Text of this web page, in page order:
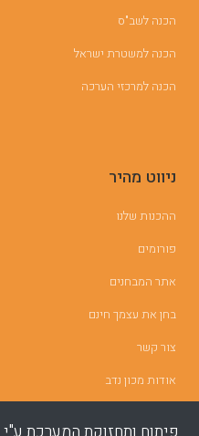
הכנה לשב"ס
הכנה למשטרת ישראל
הכנה למרכזי הערכה
ניווט מהיר
ההכנות שלנו
פורומים
אתר המבחנים
בחן את עצמך חינם
צור קשר
אודות מכון נדב